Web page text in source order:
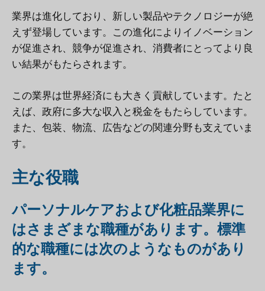
業界は進化しており、新しい製品やテクノロジーが絶
えず登場しています。この進化によりイノベーション
が促進され、競争が促進され、消費者にとってより良
い結果がもたらされます。
この業界は世界経済にも大きく貢献しています。たと
えば、政府に多大な収入と税金をもたらしています。
また、包装、物流、広告などの関連分野も支えていま
す。
主な役職
パーソナルケアおよび化粧品業界に
はさまざまな職種があります。標準
的な職種には次のようなものがあり
ます。